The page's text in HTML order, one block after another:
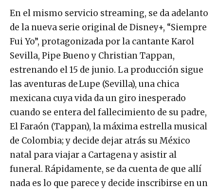
En el mismo servicio streaming, se da adelanto
de la nueva serie original de Disney+, “Siempre
Fui Yo”, protagonizada por la cantante Karol
Sevilla, Pipe Bueno y Christian Tappan,
estrenando el 15 de junio. La producción sigue
las aventuras de Lupe (Sevilla), una chica
mexicana cuya vida da un giro inesperado
cuando se entera del fallecimiento de su padre,
El Faraón (Tappan), la máxima estrella musical
de Colombia; y decide dejar atrás su México
natal para viajar a Cartagena y asistir al
funeral. Rápidamente, se da cuenta de que allí
nada es lo que parece y decide inscribirse en un